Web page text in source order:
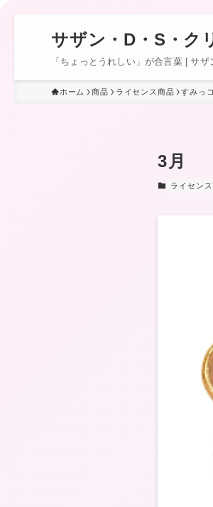
サザン・D・S・ク
「ちょっとうれしい」が合言葉 | サ
ホーム 商品 ライセンス商品 すみっ
3月
ライセン